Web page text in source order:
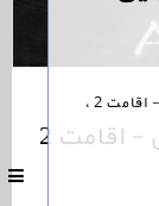
برای پیگیری اخبار آژانس مسافرتی تعطیلات رویایی - اقامت 2 ،
اقامت 2